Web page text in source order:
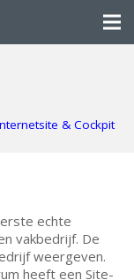
& Cockpit
echte
vakbedrijf. De
weergeven.
heeft een Site-